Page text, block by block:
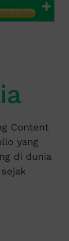
Content
yang
di dunia